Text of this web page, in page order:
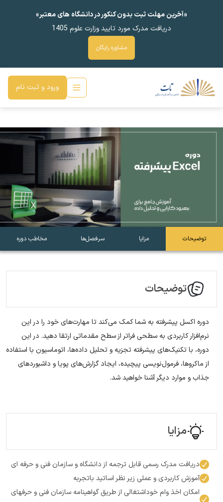
«آخرین مهلت ثبت بدون کنکور در دانشگاه های معتبر»
دریافت مدرک مورد تایید وزارت علوم 1405
مشاوره رایگان
ورود و ثبت نام
توضیحات مزایا سرفصل‌ها مخاطب دوره
توضیحات
دوره اکسل پیشرفته به شما کمک می‌کند تا مهارت‌های خود را در این
نرم‌افزار کاربردی به سطحی فراتر از سطح مقدماتی ارتقا دهید. در این
دوره، با تکنیک‌های پیشرفته تجزیه و تحلیل داده‌ها، اتوماسیون با استفاده
از ماکروها، فرمول‌نویسی پیچیده، ایجاد گزارش‌های پویا و داشبوردهای
جذاب و موارد دیگر آشنا خواهید شد.
مزایا
دریافت مدرک رسمی قابل ترجمه از دانشگاه و سازمان فنی و حرفه­ ای
آموزش کاربردی و عملی زیر نظر اساتید باتجربه
امکان اخذ وام خوداشتغالی از طریق گواهینامه سازمان فنی و حرفه­ای